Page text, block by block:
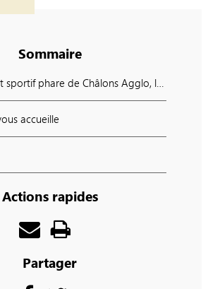
Sommaire
de Châlons Agglo, la patinoire est ouverte toute l'année.
accueille
Actions rapides
Partager